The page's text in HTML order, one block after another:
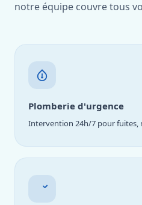
notre équipe couvre tous
Plomberie d'urgence
Intervention 24h/7 pour fuites,